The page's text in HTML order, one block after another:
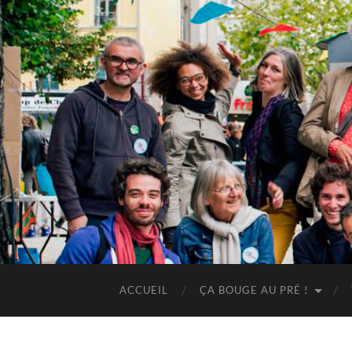
ACCUEIL ÇA BOUGE AU PRÉ !